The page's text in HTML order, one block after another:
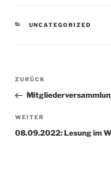
KATEGORIEN
UNCATEGORIZED
Beitragsnavigation
Vorheriger
Beitrag
ZURÜCK
Nächster
Beitrag
WEITER
08.09.2022: Lesung im